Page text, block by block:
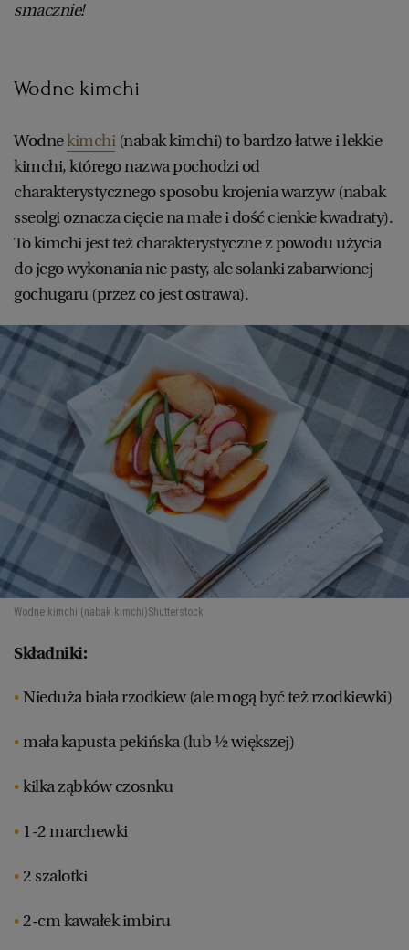
smacznie!
Wodne kimchi
Wodnekimchi(nabak kimchi) to bardzo łatwe i lekkie
kimchi, którego nazwa pochodzi od
charakterystycznego sposobu krojenia warzyw (nabak
sseolgi oznacza cięcie na małe i dość cienkie kwadraty).
To kimchi jest też charakterystyczne z powodu użycia
do jego wykonania nie pasty, ale solanki zabarwionej
gochugaru (przez co jest ostrawa).
Wodne kimchi (nabak kimchi)Shutterstock
Składniki:
Nieduża biała rzodkiew (ale mogą być też rzodkiewki)
mała kapusta pekińska (lub ½ większej)
kilka ząbków czosnku
1-2 marchewki
2 szalotki
2-cm kawałek imbiru